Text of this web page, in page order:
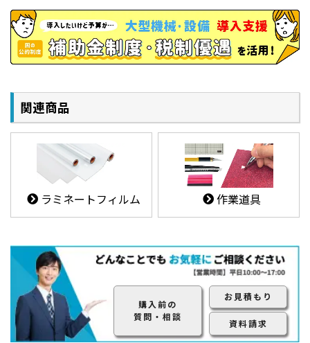
関連商品
ラミネートフィルム 作業道具
購入前の
質問・相談
お見積もり
資料請求